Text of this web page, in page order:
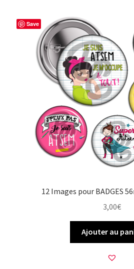
Save
12 Images pour BADGES
3,00€
Ajouter au